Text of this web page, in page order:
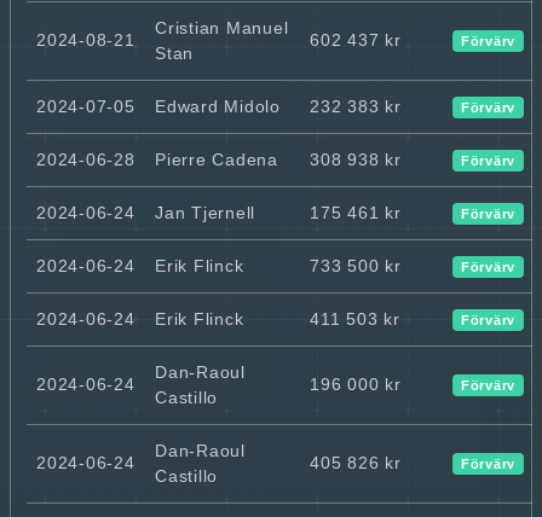
2024-08-21
Cristian Manuel
Stan
602 437 kr Förvärv
2024-07-05 Edward Midolo 232 383 kr Förvärv
2024-06-28 Pierre Cadena 308 938 kr Förvärv
2024-06-24 Jan Tjernell 175 461 kr Förvärv
2024-06-24 Erik Flinck 733 500 kr Förvärv
2024-06-24 Erik Flinck 411 503 kr Förvärv
2024-06-24
Dan-Raoul
Castillo
196 000 kr Förvärv
2024-06-24
Dan-Raoul
Castillo
405 826 kr Förvärv